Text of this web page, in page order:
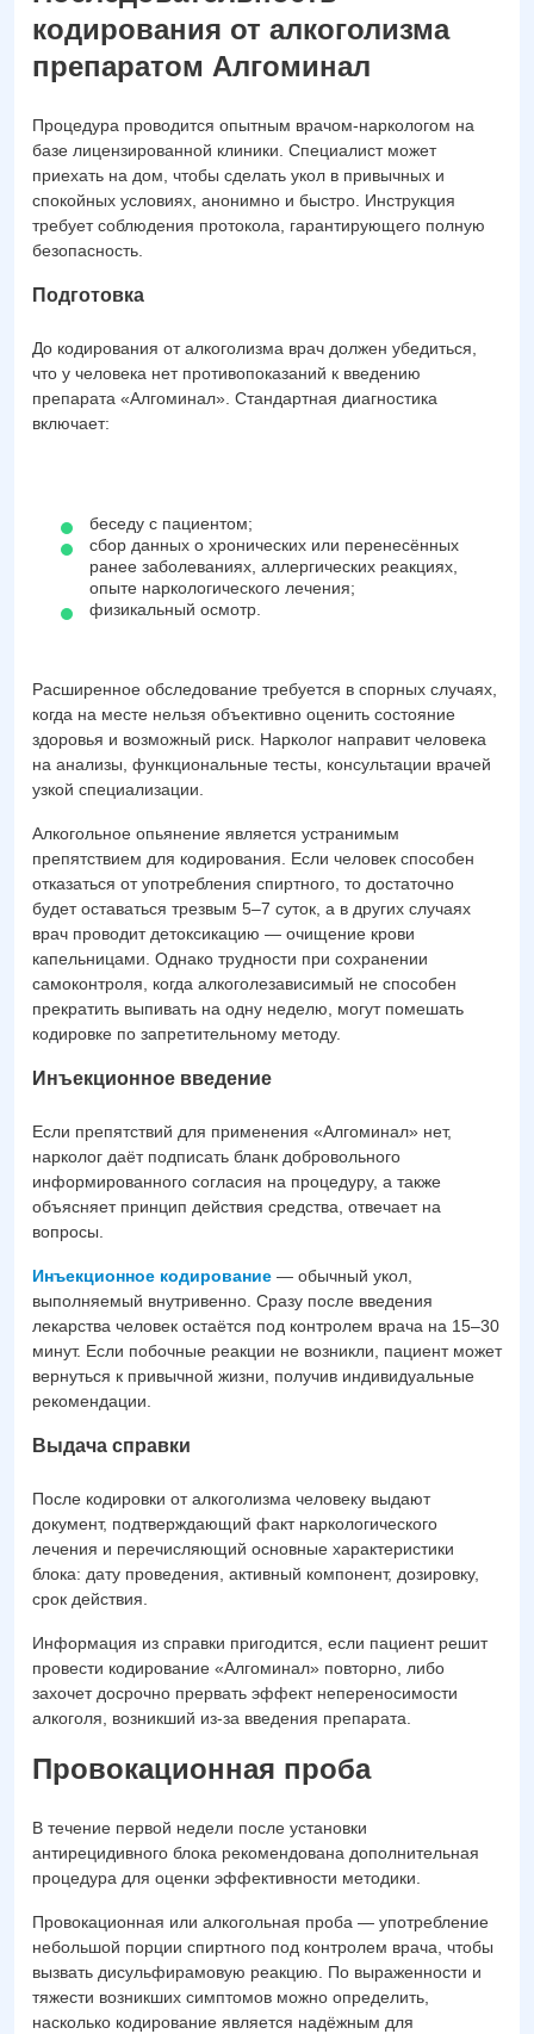
кодирования от алкоголизма
препаратом Алгоминал
Процедура проводится опытным врачом-наркологом на
базе лицензированной клиники. Специалист может
приехать на дом, чтобы сделать укол в привычных и
спокойных условиях, анонимно и быстро. Инструкция
требует соблюдения протокола, гарантирующего полную
безопасность.
Подготовка
До кодирования от алкоголизма врач должен убедиться,
что у человека нет противопоказаний к введению
препарата «Алгоминал». Стандартная диагностика
включает:
беседу с пациентом;
сбор данных о хронических или перенесённых
ранее заболеваниях, аллергических реакциях,
опыте наркологического лечения;
физикальный осмотр.
Расширенное обследование требуется в спорных случаях,
когда на месте нельзя объективно оценить состояние
здоровья и возможный риск. Нарколог направит человека
на анализы, функциональные тесты, консультации врачей
узкой специализации.
Алкогольное опьянение является устранимым
препятствием для кодирования. Если человек способен
отказаться от употребления спиртного, то достаточно
будет оставаться трезвым 5–7 суток, а в других случаях
врач проводит детоксикацию — очищение крови
капельницами. Однако трудности при сохранении
самоконтроля, когда алкоголезависимый не способен
прекратить выпивать на одну неделю, могут помешать
кодировке по запретительному методу.
Инъекционное введение
Если препятствий для применения «Алгоминал» нет,
нарколог даёт подписать бланк добровольного
информированного согласия на процедуру, а также
объясняет принцип действия средства, отвечает на
вопросы.
Инъекционное кодирование — обычный укол,
выполняемый внутривенно. Сразу после введения
лекарства человек остаётся под контролем врача на 15–30
минут. Если побочные реакции не возникли, пациент может
вернуться к привычной жизни, получив индивидуальные
рекомендации.
Выдача справки
После кодировки от алкоголизма человеку выдают
документ, подтверждающий факт наркологического
лечения и перечисляющий основные характеристики
блока: дату проведения, активный компонент, дозировку,
срок действия.
Информация из справки пригодится, если пациент решит
провести кодирование «Алгоминал» повторно, либо
захочет досрочно прервать эффект непереносимости
алкоголя, возникший из-за введения препарата.
Провокационная проба
В течение первой недели после установки
антирецидивного блока рекомендована дополнительная
процедура для оценки эффективности методики.
Провокационная или алкогольная проба — употребление
небольшой порции спиртного под контролем врача, чтобы
вызвать дисульфирамовую реакцию. По выраженности и
тяжести возникших симптомов можно определить,
насколько кодирование является надёжным для